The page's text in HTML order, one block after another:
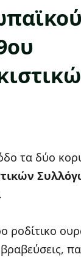
τα δύο
.
ροδίτικο